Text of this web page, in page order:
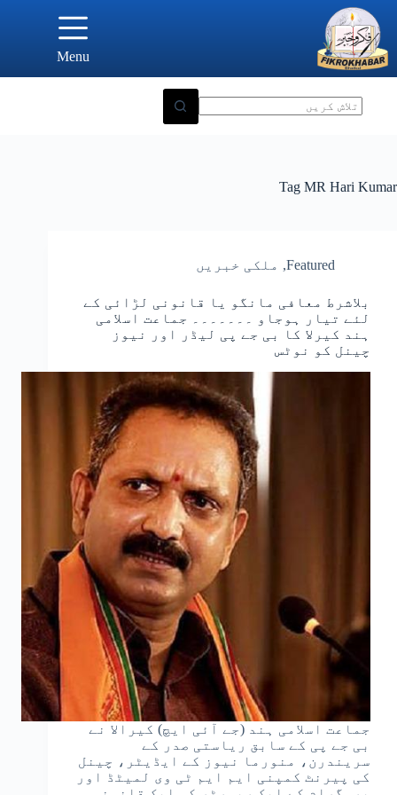
content
Menu
Tag MR Hari Kumar
Featured
, ملکی خبریں
بلاشرط معافی مانگو یا قانونی لڑائی کے
لئے تیار ہوجاو ۔۔۔۔۔۔۔ جماعت اسلامی
ہند کیرلا کا بی جے پی لیڈر اور نیوز
چینل کو نوٹس
جماعت اسلامی ہند (جے آئی ایچ) کیرالا نے
بی جے پی کے سابق ریاستی صدر کے
سریندرن، منورما نیوز کے ایڈیٹر، چینل
کی پیرنٹ کمپنی ایم ایم ٹی وی لمیٹڈ اور